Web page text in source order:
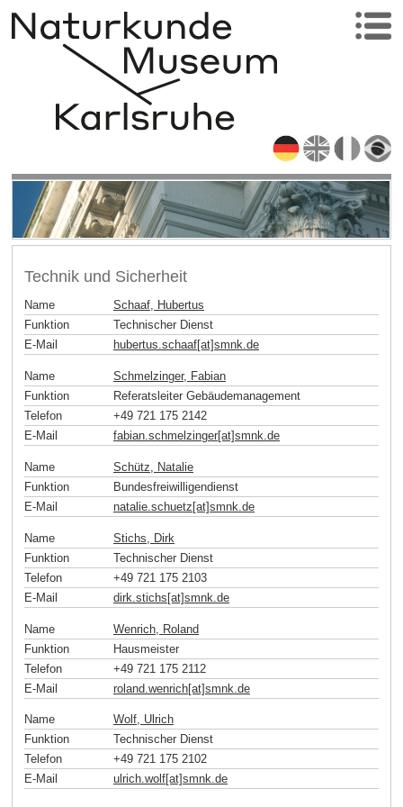
Technik und Sicherheit
Name
Schaaf, Hubertus
Funktion
Technischer Dienst
E-Mail
hubertus.schaaf[at]smnk.de
Name
Schmelzinger, Fabian
Funktion
Referatsleiter Gebäudemanagement
Telefon
+49 721 175 2142
E-Mail
fabian.schmelzinger[at]smnk.de
Name
Schütz, Natalie
Funktion
Bundesfreiwilligendienst
E-Mail
natalie.schuetz[at]smnk.de
Name
Stichs, Dirk
Funktion
Technischer Dienst
Telefon
+49 721 175 2103
E-Mail
dirk.stichs[at]smnk de
Name
Wenrich, Roland
Funktion
Hausmeister
Telefon
+49 721 175 2112
E-Mail
roland.wenrich[at]smnk de
Name
Wolf, Ulrich
Funktion
Technischer Dienst
Telefon
+49 721 175 2102
E-Mail
ulrich.wolf[at]smnk.de